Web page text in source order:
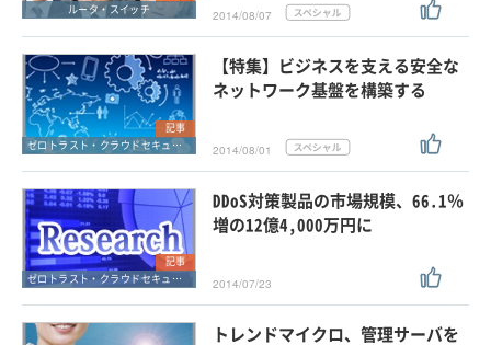
ルータ・スイッチ
2014/08/07
記事
ゼロトラスト・クラウドセキュリティ・SASE
【特集】ビジネスを支える安全な
ネットワーク基盤を構築する
2014/08/01
記事
ゼロトラスト・クラウドセキュリティ・SASE
DDoS対策製品の市場規模、66.1％
増の12億4,000万円に
2014/07/23
トレンドマイクロ、管理サーバを